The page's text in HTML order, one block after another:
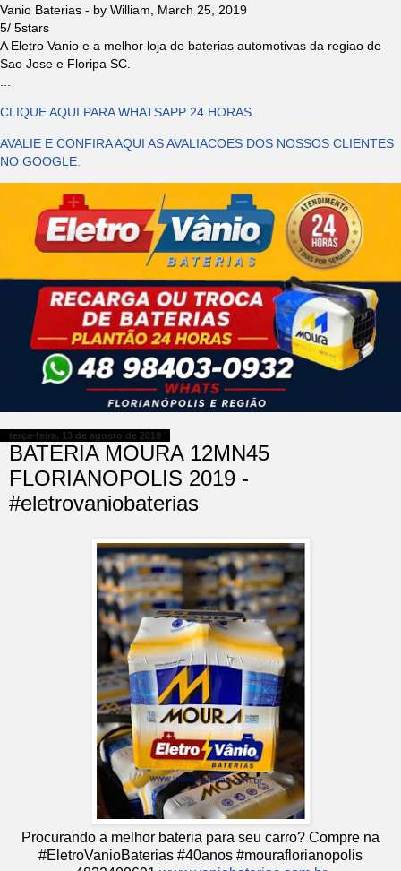
Vanio Baterias - by William
March 25, 2019
5/ 5stars
A Eletro Vanio e a melhor loja de baterias automotivas da regiao de
Sao Jose e Floripa SC.
CLIQUE AQUI PARA WHATSAPP 24 HORAS.
AVALIE E CONFIRA AQUI AS AVALIACOES DOS NOSSOS CLIENTES
NO GOOGLE.
terça-feira, 13 de agosto de 2019
BATERIA MOURA 12MN45
FLORIANOPOLIS 2019 -
#eletrovaniobaterias
Procurando a melhor bateria para seu carro? Compre na
#EletroVanioBaterias #40anos #mouraflorianopolis